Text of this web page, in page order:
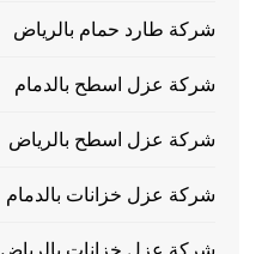
شركة طارد حمام بالرياض
شركة عزل اسطح بالدمام
شركة عزل اسطح بالرياض
شركة عزل خزانات بالدمام
شركة عزل خزانات بالرياض